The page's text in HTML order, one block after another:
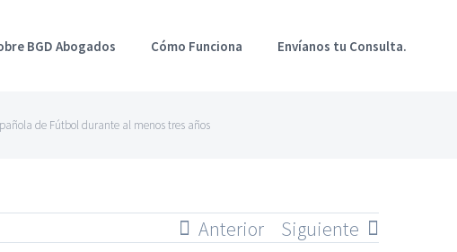
BGD Abogados Cómo Funciona Envíanos tu Consulta.
de Fútbol durante al menos tres años
Anterior Siguiente